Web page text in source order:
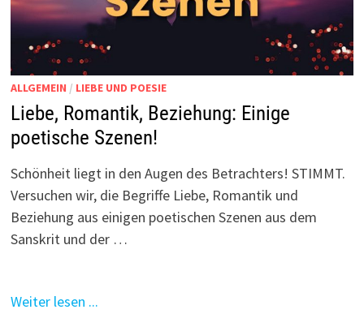
ALLGEMEIN / LIEBE UND POESIE
Liebe, Romantik, Beziehung: Einige
poetische Szenen!
Schönheit liegt in den Augen des Betrachters! STIMMT.
Versuchen wir, die Begriffe Liebe, Romantik und
Beziehung aus einigen poetischen Szenen aus dem
Sanskrit und der …
Weiter lesen ...